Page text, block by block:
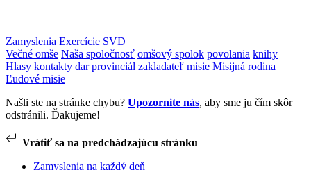
Zamyslenia Exercície SVD
Večné omše Naša spoločnosť omšový spolok povolania knihy
Hlasy kontakty dar provinciál zakladateľ misie Misijná rodina
Ľudové misie
Našli ste na stránke chybu? Upozornite nás, aby sme ju čím skôr
odstránili. Ďakujeme!
Vrátiť sa na predchádzajúcu stránku
Zamyslenia na každý deň